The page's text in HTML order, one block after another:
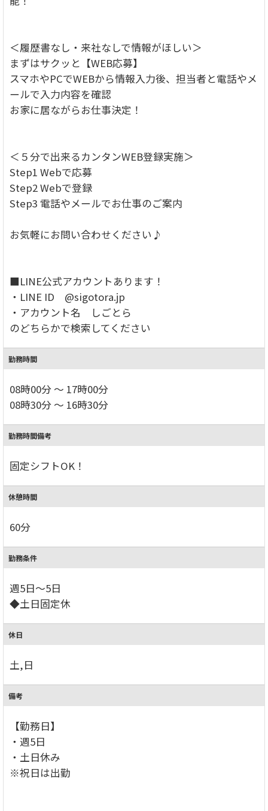
＜履歴書なし・来社なしで情報がほしい＞
まずはサクッと【WEB応募】
スマホやPCでWEBから情報入力後、担当者と電話やメ
ールで入力内容を確認
お家に居ながらお仕事決定！
＜５分で出来るカンタンWEB登録実施＞
Step1 Webで応募
Step2 Webで登録
Step3 電話やメールでお仕事のご案内
お気軽にお問い合わせください♪
■LINE公式アカウントあります！
・LINE ID @sigotora.jp
・アカウント名 しごとら
のどちらかで検索してください
勤務時間
08時00分 ～ 17時00分
08時30分 ～ 16時30分
勤務時間備考
固定シフトOK！
休憩時間
60分
勤務条件
週5日～5日
◆土日固定休
休日
土,日
備考
【勤務日】
・週5日
・土日休み
※祝日は出勤